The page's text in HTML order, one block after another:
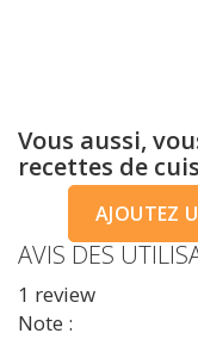
Vous aussi,
recettes de
AJOUTEZ
AVIS DES
1 review
Note :